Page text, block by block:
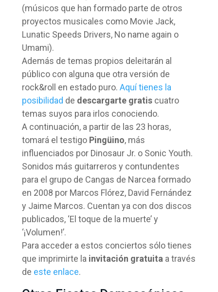
(músicos que han formado parte de otros
proyectos musicales como Movie Jack,
Lunatic Speeds Drivers, No name again o
Umami).
Además de temas propios deleitarán al
público con alguna que otra versión de
rock&roll en estado puro. Aquí tienes la
posibilidad de descargarte gratiscuatro
temas suyos para irlos conociendo.
A continuación, a partir de las 23 horas,
tomará el testigo Pingüino, más
influenciados por Dinosaur Jr. o Sonic Youth.
Sonidos más guitarreros y contundentes
para el grupo de Cangas de Narcea formado
en 2008 por Marcos Flórez, David Fernández
y Jaime Marcos. Cuentan ya con dos discos
publicados, ‘El toque de la muerte’ y
‘¡Volumen!’.
Para acceder a estos conciertos sólo tienes
que imprimirte la invitación gratuita a través
de este enlace.